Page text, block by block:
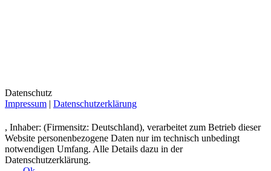
Datenschutz
Impressum | Datenschutzerklärung
, Inhaber: (Firmensitz: Deutschland), verarbeitet zum Betrieb dieser
Website personenbezogene Daten nur im technisch unbedingt
notwendigen Umfang. Alle Details dazu in der
Datenschutzerklärung.